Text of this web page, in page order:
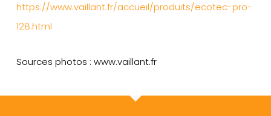
https://www.vaillant.fr/accueil/produits/ecotec-pro-
128.html
Sources photos : www.vaillant.fr